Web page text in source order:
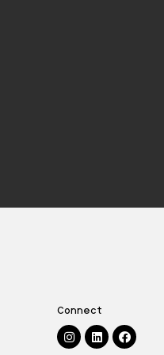
Connect